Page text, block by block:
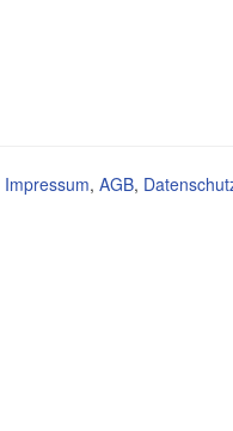
Impressum, AGB,